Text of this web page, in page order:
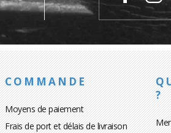
COMMANDE
Moyens de paiement
Frais de port et délais de livraison
?